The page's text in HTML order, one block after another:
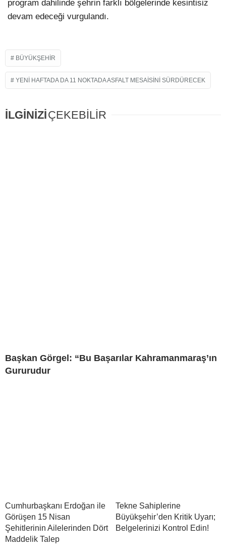
program dahilinde şehrin farklı bölgelerinde kesintisiz
devam edeceği vurgulandı.
BÜYÜKŞEHIR
YENI HAFTADA DA 11 NOKTADA ASFALT MESAISINI SÜRDÜRECEK
İLGİNİZİÇEKEBİLİR
Başkan Görgel: “Bu Başarılar Kahramanmaraş’ın
Gururudur
Cumhurbaşkanı Erdoğan ile
Görüşen 15 Nisan
Şehitlerinin Ailelerinden Dört
Maddelik Talep
Tekne Sahiplerine
Büyükşehir’den Kritik Uyarı;
Belgelerinizi Kontrol Edin!